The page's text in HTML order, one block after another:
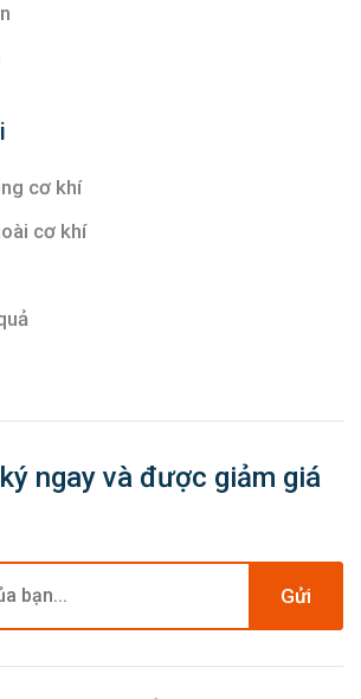
cơ khí
cơ khí
ngay và được giảm giá
Gửi